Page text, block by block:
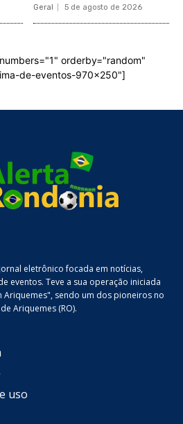
Geral 5 de agosto de 2026
orderby="random"
de-eventos-970x250"]
eletrônico focada em notícias,
eventos. Teve a sua operação iniciada
Ariquemes", sendo um dos pioneiros no
Ariquemes (RO).
uso